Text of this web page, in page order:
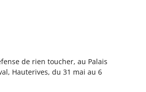
de rien toucher, au Palais
Hauterives, du 31 mai au 6